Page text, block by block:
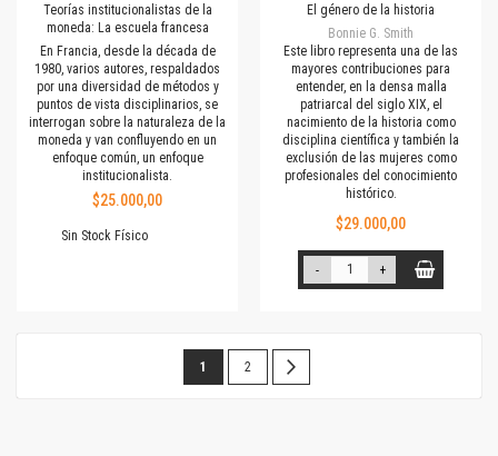
Teorías institucionalistas de la
moneda: La escuela francesa
En Francia, desde la década de
1980, varios autores, respaldados
por una diversidad de métodos y
puntos de vista disciplinarios, se
interrogan sobre la naturaleza de la
moneda y van confluyendo en un
enfoque común, un enfoque
institucionalista.
$25.000,00
Sin Stock Físico
El género de la historia
Bonnie G. Smith
Este libro representa una de las
mayores contribuciones para
entender, en la densa malla
patriarcal del siglo XIX, el
nacimiento de la historia como
disciplina científica y también la
exclusión de las mujeres como
profesionales del conocimiento
histórico.
$29.000,00
- +
Página
Estás
1 Página
2